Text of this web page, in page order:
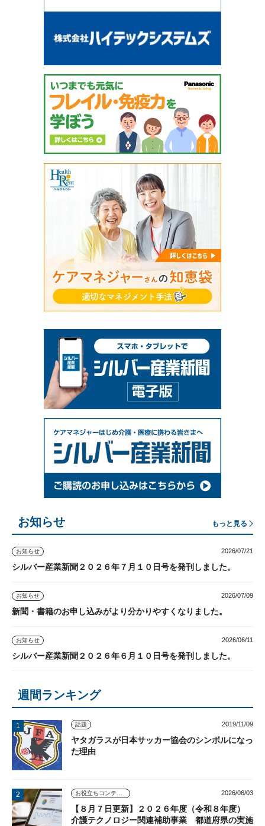
お知らせ もっと見る
お知らせ 2026/07/21
シルバー産業新聞２０２６年７月１０日号を発刊しました。
お知らせ 2026/07/09
新聞・書籍のお申し込みがより分かりやすくなりました。
お知らせ 2026/06/11
シルバー産業新聞２０２６年６月１０日号を発刊しました。
週間ランキング
話題 2019/11/09
ヤタガラスが日本サッカー協会のシンボルになっ
た理由
お役立ちコンテンツ 2026/06/03
【８月７日更新】２０２６年度（令和８年度）
介護テクノロジー関連補助事業 都道府県の実施